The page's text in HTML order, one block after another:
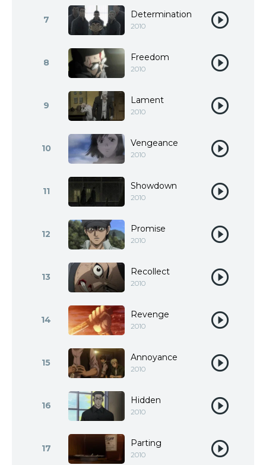
7 Determination
2010
8 Freedom
2010
9 Lament
2010
10 Vengeance
2010
11 Showdown
2010
12 Promise
2010
13 Recollect
2010
14 Revenge
2010
15 Annoyance
2010
16 Hidden
2010
17 Parting
2010